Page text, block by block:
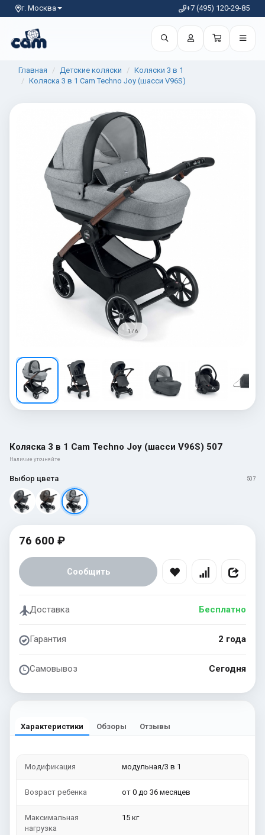
г. Москва +7 (495) 120-29-85
Главная Детские коляски
Коляски 3 в 1
Коляска 3 в 1 Cam Techno Joy (шасси V96S)
1 / 6
Коляска 3 в 1 Cam Techno Joy (шасси V96S) 507
Наличие уточняйте
Выбор цвета 507
76 600 ₽
Сообщить
Доставка Бесплатно
Гарантия 2 года
Самовывоз Сегодня
Характеристики Обзоры Отзывы
Модификация модульная/3 в 1
Возраст ребенка от 0 до 36 месяцев
Максимальная
нагрузка
15 кг